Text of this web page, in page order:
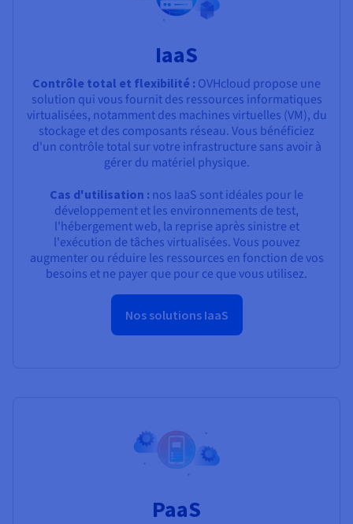
IaaS
Contrôle total et flexibilité : OVHcloud propose une
solution qui vous fournit des ressources informatiques
virtualisées, notamment des machines virtuelles (VM), du
stockage et des composants réseau. Vous bénéficiez
d'un contrôle total sur votre infrastructure sans avoir à
gérer du matériel physique.
Cas d'utilisation : nos IaaS sont idéales pour le
développement et les environnements de test,
l'hébergement web, la reprise après sinistre et
l'exécution de tâches virtualisées. Vous pouvez
augmenter ou réduire les ressources en fonction de vos
besoins et ne payer que pour ce que vous utilisez.
Nos solutions IaaS
PaaS